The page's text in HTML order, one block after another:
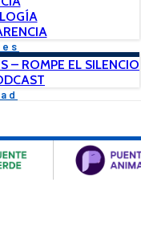
– ROMPE EL SILENCIO